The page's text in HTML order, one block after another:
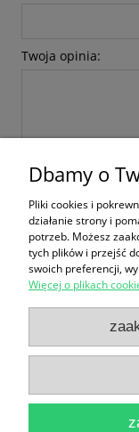
Twoja opinia:
Dbamy o
Pliki cookies i
działanie strony i
potrzeb. Możesz
tych plików i przejść
swoich preferencji,
Więcej o plikach